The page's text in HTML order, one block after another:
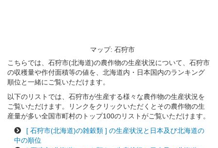
マップ: 石狩市
こちらでは、石狩市(北海道)の農作物の生産状況について、石狩市
の収穫量や作付面積等の値を、北海道内・日本国内のランキング
順位と一緒にご覧いただけます。
以下のリストでは、石狩市が生産する様々な農作物の生産状況を
ご覧いただけます。リンクをクリックいただくとその農作物の生
産量が多い全国市町村のトップ100のリストがご覧いただけます。
[ 石狩市(北海道)の雑穀類 ] の生産状況と日本及び北海道の
中の順位